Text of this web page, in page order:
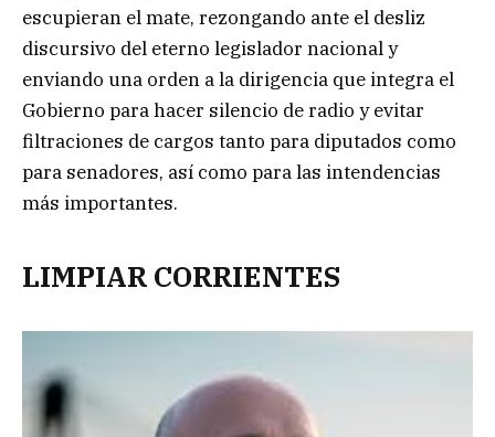
escupieran el mate, rezongando ante el desliz
discursivo del eterno legislador nacional y
enviando una orden a la dirigencia que integra el
Gobierno para hacer silencio de radio y evitar
filtraciones de cargos tanto para diputados como
para senadores, así como para las intendencias
más importantes.
LIMPIAR CORRIENTES